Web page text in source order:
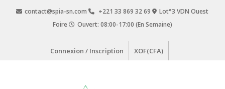
contact@spia-sn.com +221 33 869 32 69
Lot°3 VDN Ouest
Foire
Ouvert: 08:00-17:00 (En Semaine)
Connexion / Inscription XOF(CFA)